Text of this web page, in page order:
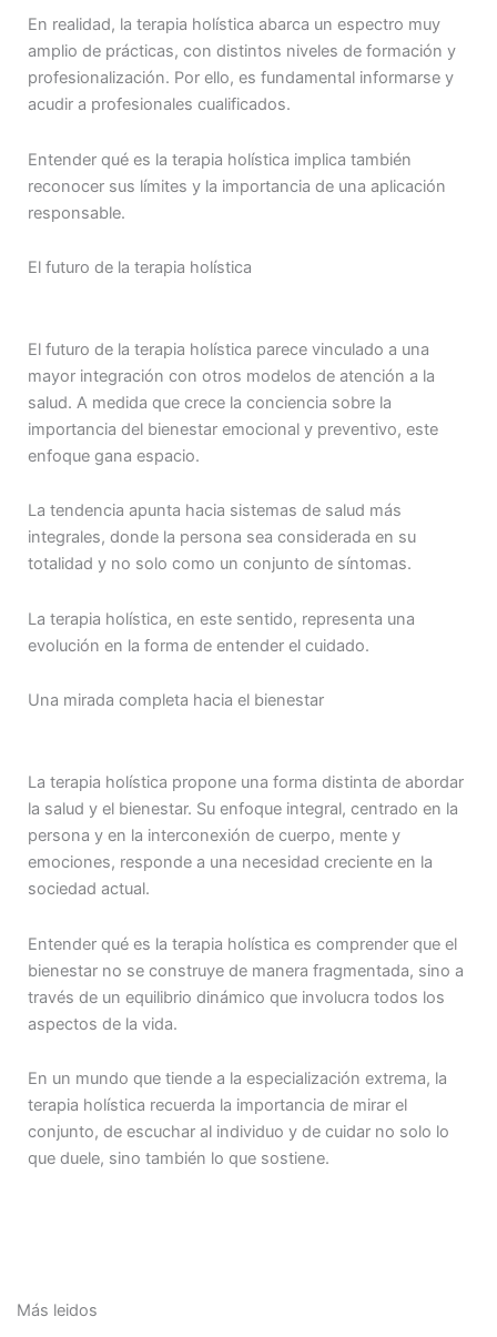
En realidad, la terapia holística abarca un espectro muy
amplio de prácticas, con distintos niveles de formación y
profesionalización. Por ello, es fundamental informarse y
acudir a profesionales cualificados.
Entender qué es la terapia holística implica también
reconocer sus límites y la importancia de una aplicación
responsable.
El futuro de la terapia holística
El futuro de la terapia holística parece vinculado a una
mayor integración con otros modelos de atención a la
salud. A medida que crece la conciencia sobre la
importancia del bienestar emocional y preventivo, este
enfoque gana espacio.
La tendencia apunta hacia sistemas de salud más
integrales, donde la persona sea considerada en su
totalidad y no solo como un conjunto de síntomas.
La terapia holística, en este sentido, representa una
evolución en la forma de entender el cuidado.
Una mirada completa hacia el bienestar
La terapia holística propone una forma distinta de abordar
la salud y el bienestar. Su enfoque integral, centrado en la
persona y en la interconexión de cuerpo, mente y
emociones, responde a una necesidad creciente en la
sociedad actual.
Entender qué es la terapia holística es comprender que el
bienestar no se construye de manera fragmentada, sino a
través de un equilibrio dinámico que involucra todos los
aspectos de la vida.
En un mundo que tiende a la especialización extrema, la
terapia holística recuerda la importancia de mirar el
conjunto, de escuchar al individuo y de cuidar no solo lo
que duele, sino también lo que sostiene.
Más leidos